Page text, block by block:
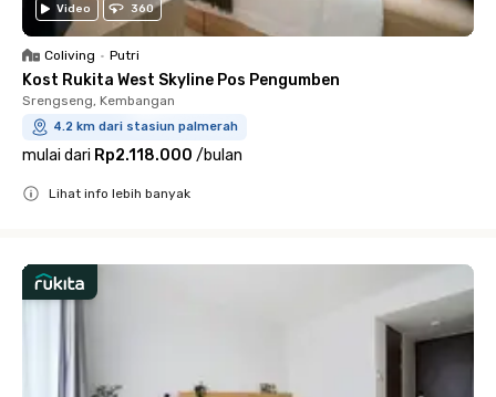
Video 360
Coliving • Putri
Kost Rukita West Skyline Pos Pengumben
Srengseng, Kembangan
4.2 km dari stasiun palmerah
mulai dari Rp2.118.000 /bulan
Lihat info lebih banyak